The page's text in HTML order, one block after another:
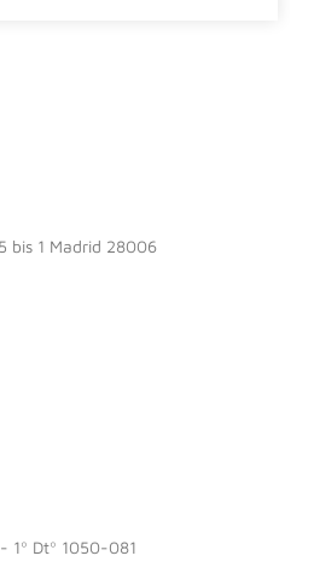
bis 1 Madrid 28006
1º Dtº 1050-081